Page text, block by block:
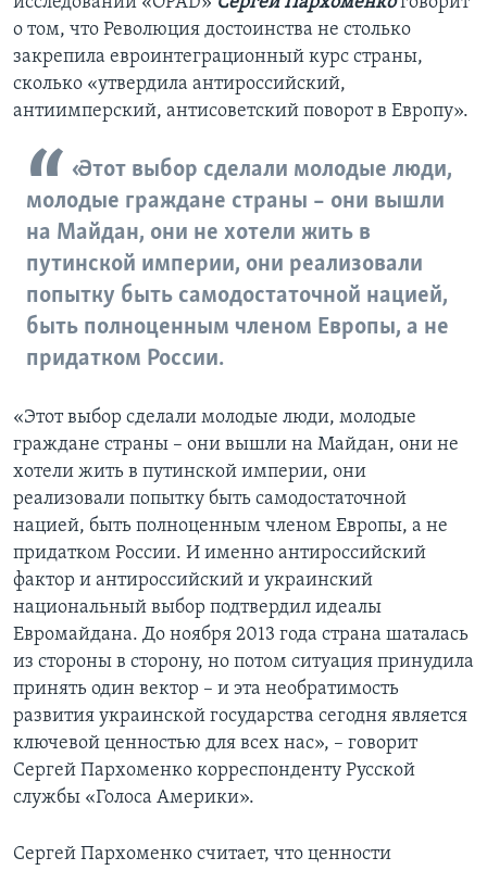
о том, что Революция достоинства не столько
закрепила евроинтеграционный курс страны,
сколько «утвердила антироссийский,
антиимперский, антисоветский поворот в Европу».
«Этот выбор сделали молодые люди,
молодые граждане страны – они вышли
на Майдан, они не хотели жить в
путинской империи, они реализовали
попытку быть самодостаточной нацией,
быть полноценным членом Европы, а не
придатком России.
«Этот выбор сделали молодые люди, молодые
граждане страны – они вышли на Майдан, они не
хотели жить в путинской империи, они
реализовали попытку быть самодостаточной
нацией, быть полноценным членом Европы, а не
придатком России. И именно антироссийский
фактор и антироссийский и украинский
национальный выбор подтвердил идеалы
Евромайдана. До ноября 2013 года страна шаталась
из стороны в сторону, но потом ситуация принудила
принять один вектор – и эта необратимость
развития украинской государства сегодня является
ключевой ценностью для всех нас», – говорит
Сергей Пархоменко корреспонденту Русской
службы «Голоса Америки».
Сергей Пархоменко считает, что ценности